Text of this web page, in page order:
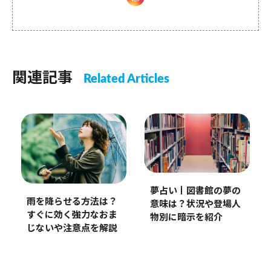
関連記事 Related Articles
雨を降らせる方法は？
すぐに効く強力なおま
じないや注意点を解説
夢占い丨図書館の夢の
意味は？状況や登場人
物別に暗示を紹介